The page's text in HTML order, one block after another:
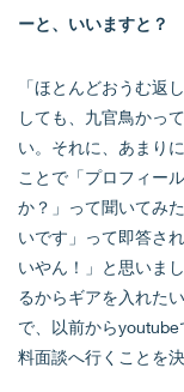
ーと、いいますと？
「ほとんどおうむ返
しても、九官鳥かっ
い。それに、あまり
ことで「プロフィー
か？」って聞いてみ
いです」って即答さ
いやん！」と思いま
るからギアを入れた
で、以前から
料面談へ行くことを